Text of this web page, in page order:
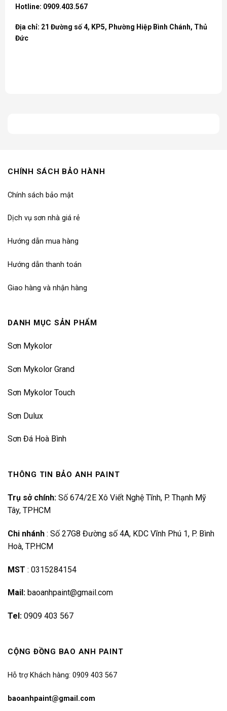
Hotline: 0909.403.567
Địa chỉ: 21 Đường số 4, KP5, Phường Hiệp Bình Chánh, Thủ
Đức
CHÍNH SÁCH BẢO HÀNH
Chính sách bảo mật
Dịch vụ sơn nhà giá rẻ
Hướng dẫn mua hàng
Hướng dẫn thanh toán
Giao hàng và nhận hàng
DANH MỤC SẢN PHẨM
Sơn Mykolor
Sơn Mykolor Grand
Sơn Mykolor Touch
Sơn Dulux
Sơn Đá Hoà Bình
THÔNG TIN BẢO ANH PAINT
Trụ sở chính: Số 674/2E Xô Viết Nghệ Tĩnh, P. Thạnh Mỹ
Tây, TPHCM
Chi nhánh : Số 27G8 Đường số 4A, KDC Vĩnh Phú 1, P. Bình
Hoà, TP.HCM
MST : 0315284154
Mail: baoanhpaint@gmail.com
Tel: 0909 403 567
CỘNG ĐỒNG BAO ANH PAINT
Hỗ trợ Khách hàng: 0909 403 567
baoanhpaint@gmail.com